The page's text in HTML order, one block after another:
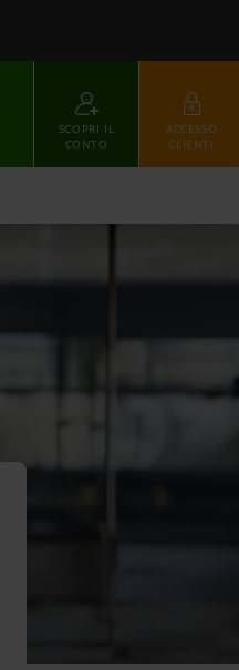
SCOPRI IL
CONTO
ACCESSO
CLIENTI